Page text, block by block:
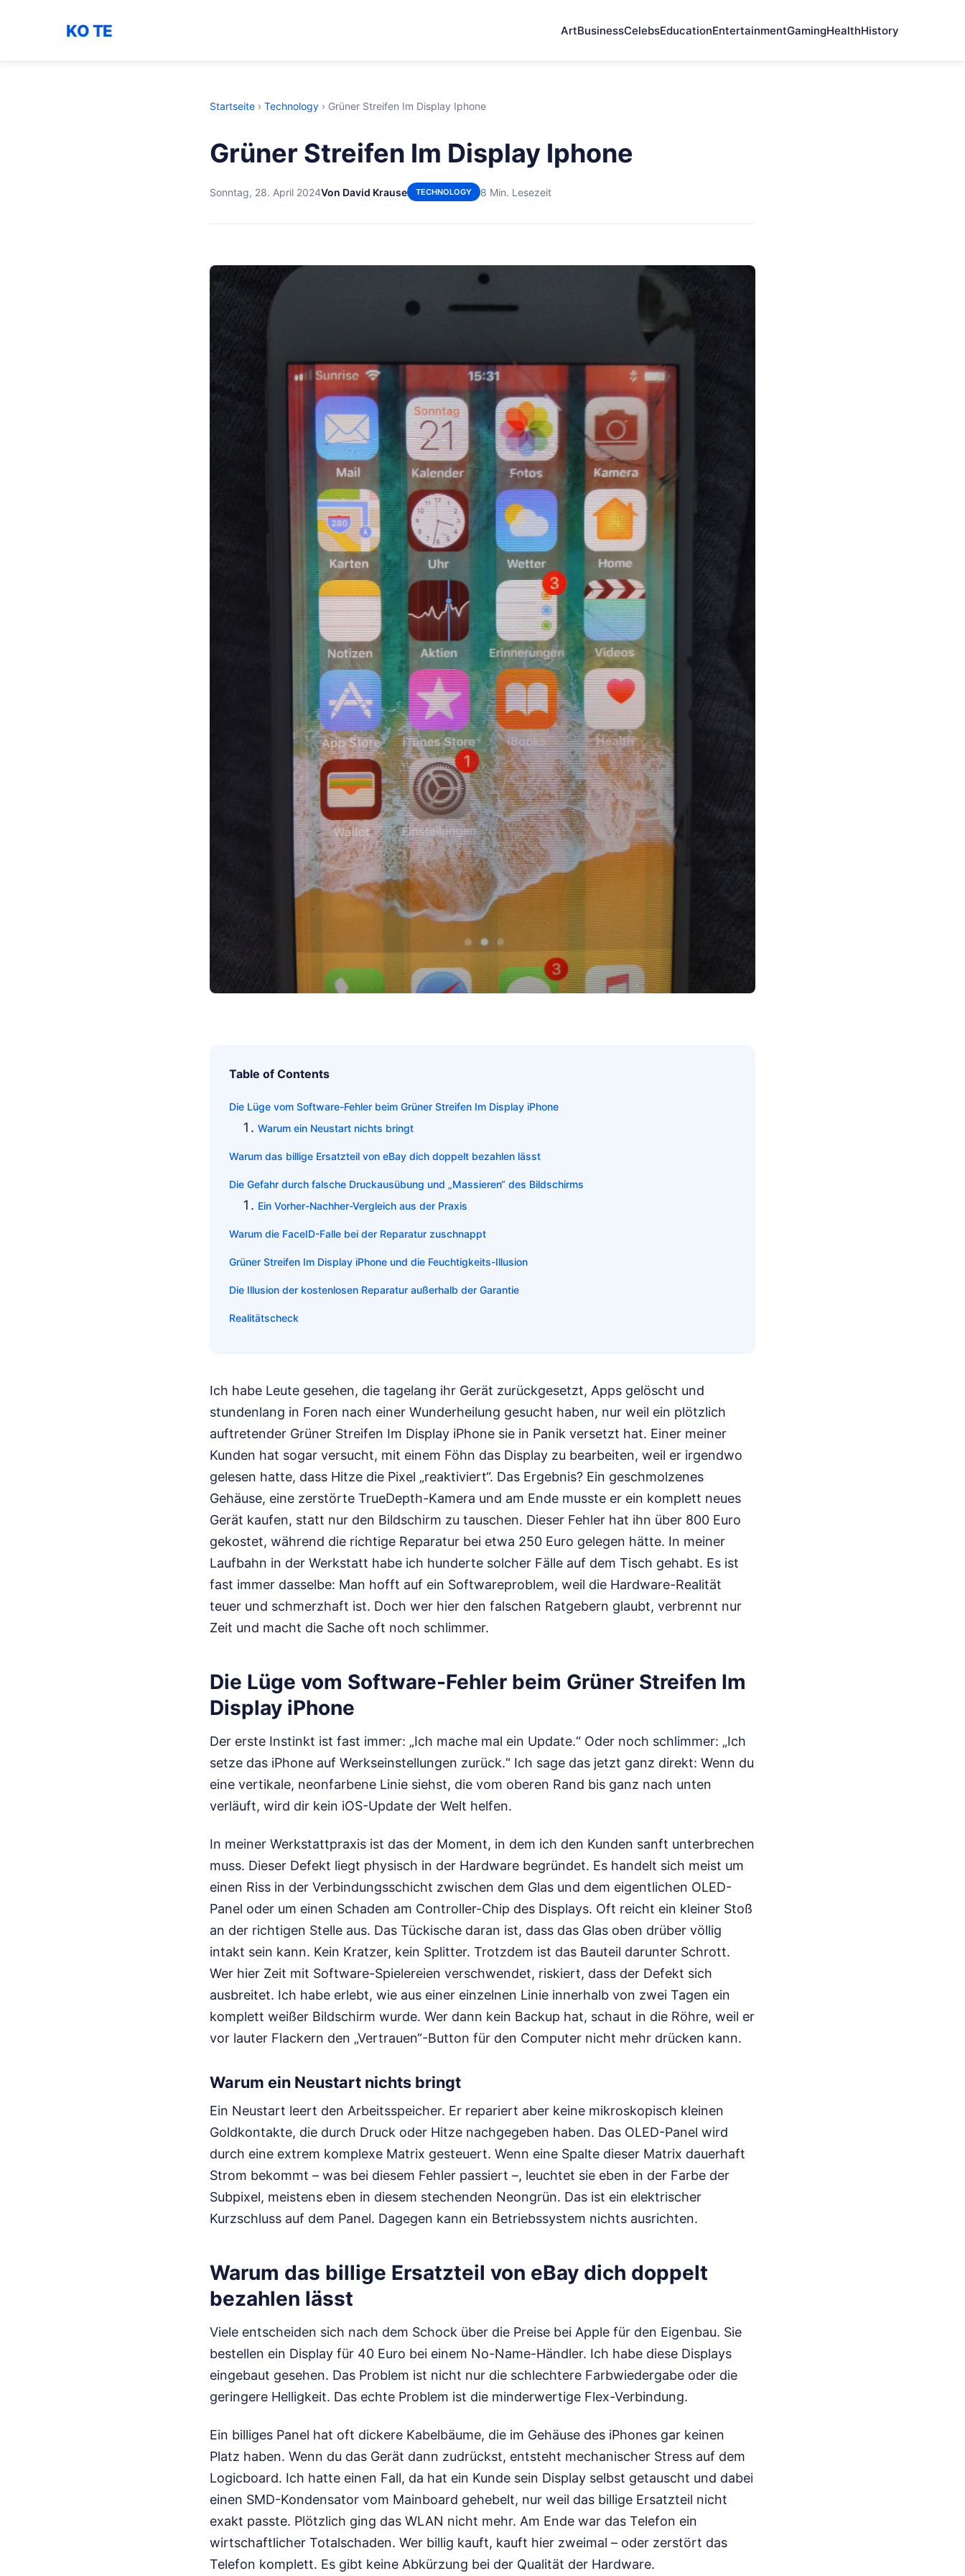
KO TE ArtBusinessCelebsEducationEntertainmentGamingHealthHistory
Startseite › Technology › Grüner Streifen Im Display Iphone
Grüner Streifen Im Display Iphone
Sonntag, 28. April 2024Von David Krause TECHNOLOGY 8 Min. Lesezeit
Table of Contents
Die Lüge vom Software-Fehler beim Grüner Streifen Im Display iPhone
Warum ein Neustart nichts bringt
Warum das billige Ersatzteil von eBay dich doppelt bezahlen lässt
Die Gefahr durch falsche Druckausübung und „Massieren“ des Bildschirms
Ein Vorher-Nachher-Vergleich aus der Praxis
Warum die FaceID-Falle bei der Reparatur zuschnappt
Grüner Streifen Im Display iPhone und die Feuchtigkeits-Illusion
Die Illusion der kostenlosen Reparatur außerhalb der Garantie
Realitätscheck
Ich habe Leute gesehen, die tagelang ihr Gerät zurückgesetzt, Apps gelöscht und
stundenlang in Foren nach einer Wunderheilung gesucht haben, nur weil ein plötzlich
auftretender Grüner Streifen Im Display iPhone sie in Panik versetzt hat. Einer meiner
Kunden hat sogar versucht, mit einem Föhn das Display zu bearbeiten, weil er irgendwo
gelesen hatte, dass Hitze die Pixel „reaktiviert“. Das Ergebnis? Ein geschmolzenes
Gehäuse, eine zerstörte TrueDepth-Kamera und am Ende musste er ein komplett neues
Gerät kaufen, statt nur den Bildschirm zu tauschen. Dieser Fehler hat ihn über 800 Euro
gekostet, während die richtige Reparatur bei etwa 250 Euro gelegen hätte. In meiner
Laufbahn in der Werkstatt habe ich hunderte solcher Fälle auf dem Tisch gehabt. Es ist
fast immer dasselbe: Man hofft auf ein Softwareproblem, weil die Hardware-Realität
teuer und schmerzhaft ist. Doch wer hier den falschen Ratgebern glaubt, verbrennt nur
Zeit und macht die Sache oft noch schlimmer.
Die Lüge vom Software-Fehler beim Grüner Streifen Im
Display iPhone
Der erste Instinkt ist fast immer: „Ich mache mal ein Update.“ Oder noch schlimmer: „Ich
setze das iPhone auf Werkseinstellungen zurück.“ Ich sage das jetzt ganz direkt: Wenn du
eine vertikale, neonfarbene Linie siehst, die vom oberen Rand bis ganz nach unten
verläuft, wird dir kein iOS-Update der Welt helfen.
In meiner Werkstattpraxis ist das der Moment, in dem ich den Kunden sanft unterbrechen
muss. Dieser Defekt liegt physisch in der Hardware begründet. Es handelt sich meist um
einen Riss in der Verbindungsschicht zwischen dem Glas und dem eigentlichen OLED-
Panel oder um einen Schaden am Controller-Chip des Displays. Oft reicht ein kleiner Stoß
an der richtigen Stelle aus. Das Tückische daran ist, dass das Glas oben drüber völlig
intakt sein kann. Kein Kratzer, kein Splitter. Trotzdem ist das Bauteil darunter Schrott.
Wer hier Zeit mit Software-Spielereien verschwendet, riskiert, dass der Defekt sich
ausbreitet. Ich habe erlebt, wie aus einer einzelnen Linie innerhalb von zwei Tagen ein
komplett weißer Bildschirm wurde. Wer dann kein Backup hat, schaut in die Röhre, weil er
vor lauter Flackern den „Vertrauen“-Button für den Computer nicht mehr drücken kann.
Warum ein Neustart nichts bringt
Ein Neustart leert den Arbeitsspeicher. Er repariert aber keine mikroskopisch kleinen
Goldkontakte, die durch Druck oder Hitze nachgegeben haben. Das OLED-Panel wird
durch eine extrem komplexe Matrix gesteuert. Wenn eine Spalte dieser Matrix dauerhaft
Strom bekommt – was bei diesem Fehler passiert –, leuchtet sie eben in der Farbe der
Subpixel, meistens eben in diesem stechenden Neongrün. Das ist ein elektrischer
Kurzschluss auf dem Panel. Dagegen kann ein Betriebssystem nichts ausrichten.
Warum das billige Ersatzteil von eBay dich doppelt
bezahlen lässt
Viele entscheiden sich nach dem Schock über die Preise bei Apple für den Eigenbau. Sie
bestellen ein Display für 40 Euro bei einem No-Name-Händler. Ich habe diese Displays
eingebaut gesehen. Das Problem ist nicht nur die schlechtere Farbwiedergabe oder die
geringere Helligkeit. Das echte Problem ist die minderwertige Flex-Verbindung.
Ein billiges Panel hat oft dickere Kabelbäume, die im Gehäuse des iPhones gar keinen
Platz haben. Wenn du das Gerät dann zudrückst, entsteht mechanischer Stress auf dem
Logicboard. Ich hatte einen Fall, da hat ein Kunde sein Display selbst getauscht und dabei
einen SMD-Kondensator vom Mainboard gehebelt, nur weil das billige Ersatzteil nicht
exakt passte. Plötzlich ging das WLAN nicht mehr. Am Ende war das Telefon ein
wirtschaftlicher Totalschaden. Wer billig kauft, kauft hier zweimal – oder zerstört das
Telefon komplett. Es gibt keine Abkürzung bei der Qualität der Hardware.